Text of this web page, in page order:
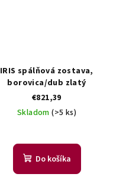
IRIS spálňová zostava,
borovica/dub zlatý
€821,39
Skladom(>5 ks)
Do košíka